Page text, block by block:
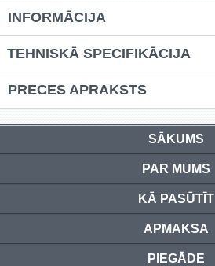
INFORMĀCIJA
TEHNISKĀ SPECIFIKĀCIJA
PRECES APRAKSTS
SĀKUMS
PAR MUMS
KĀ PASŪTĪT
APMAKSA
PIEGĀDE
Hidrauliskie instrumenti (40)
Instrumentu komplekti (554)
Instrumentu rezerves daļas (37)
Kompresori (157)
Krāsošanas instrumenti (133)